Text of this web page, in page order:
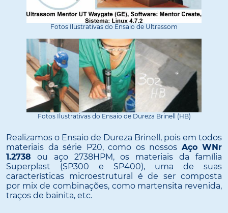
Fotos Ilustrativas do Ensaio de Ultrassom
Fotos Ilustrativas do Ensaio de Dureza Brinell (HB)
Realizamos o Ensaio de Dureza Brinell, pois em todos
materiais da série P20, como os nossos Aço WNr
1.2738 ou aço 2738HPM, os materiais da família
Superplast (SP300 e SP400), uma de suas
características microestrutural é de ser composta
por mix de combinações, como martensita revenida,
traços de bainita, etc.